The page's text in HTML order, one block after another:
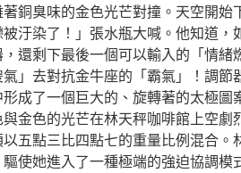
銅臭味的金色光芒對撞。天空開
被汙染了！」張水瓶大喊。他知道
還剩下最後一個可以輸入的「情
」去對抗金牛座的「霸氣」！調
成了一個巨大的、旋轉著的太極
金色的光芒在林天秤咖啡館上空
五點三比四點七的重量比例混合
使她進入了一種極端的強迫協調